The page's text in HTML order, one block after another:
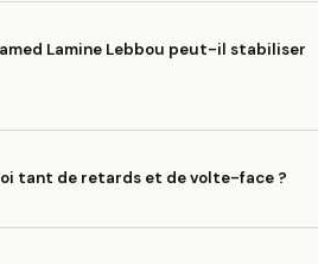
Lamine Lebbou peut-il stabiliser
tant de retards et de volte-face ?